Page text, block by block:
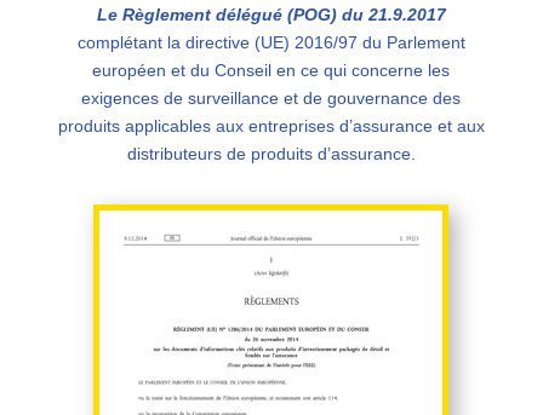
Le Règlement délégué (POG) du 21.9.2017
complétant la directive (UE) 2016/97 du Parlement
européen et du Conseil en ce qui concerne les
exigences de surveillance et de gouvernance des
produits applicables aux entreprises d’assurance et aux
distributeurs de produits d’assurance.